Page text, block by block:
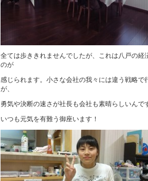
全ては歩ききれませんでしたが、これは八戸の経
のが
感じられます。小さな会社の我々には違う戦略で
が、
勇気や決断の速さが社長も会社も素晴らしいんで
いつも元気を有難う御座います！